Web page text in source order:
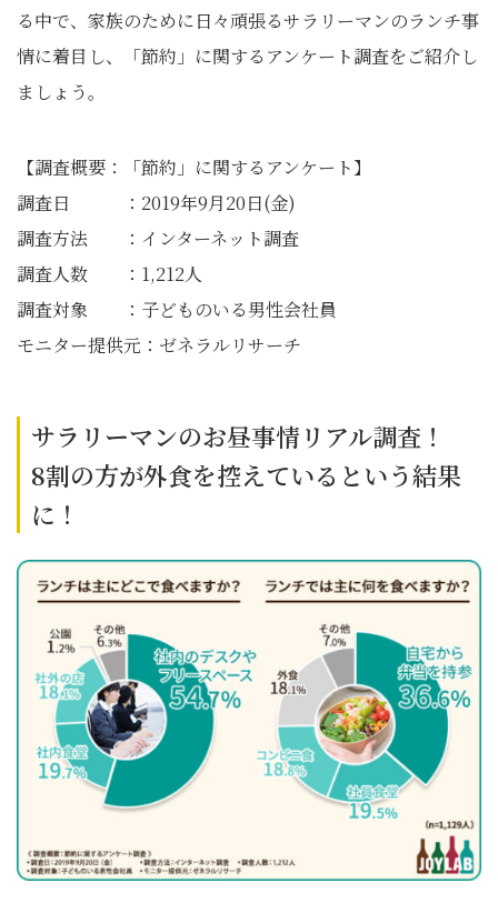
る中で、家族のために日々頑張るサラリーマンのランチ事
情に着目し、「節約」に関するアンケート調査をご紹介し
ましょう。
【調査概要：「節約」に関するアンケート】
調査日 ：2019年9月20日(金)
調査方法 ：インターネット調査
調査人数 ：1,212人
調査対象 ：子どものいる男性会社員
モニター提供元：ゼネラルリサーチ
サラリーマンのお昼事情リアル調査！
8割の方が外食を控えているという結果
に！